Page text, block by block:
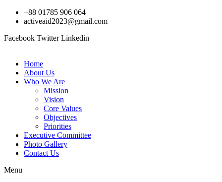
Skip
+88 01785 906 064
activeaid2023@gmail.com
Facebook Twitter Linkedin
Home
About Us
Who We Are
Mission
Vision
Core Values
Objectives
Priorities
Executive Committee
Photo Gallery
Contact Us
Menu